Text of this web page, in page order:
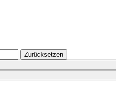
Zurücksetzen